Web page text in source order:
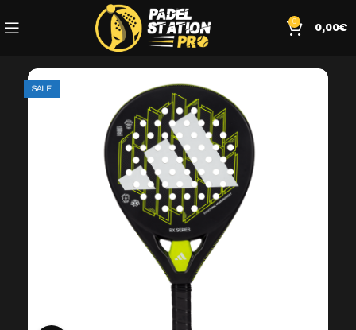
0
0,00€
SALE